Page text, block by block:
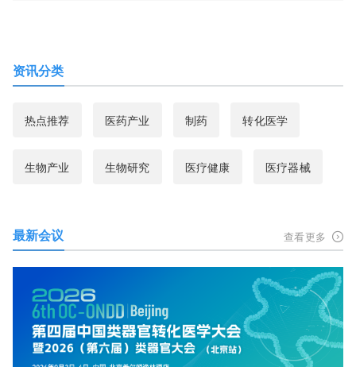
资讯分类
热点推荐 医药产业 制药 转化医学
生物产业 生物研究 医疗健康 医疗器械
最新会议 查看更多